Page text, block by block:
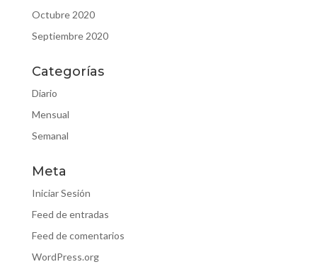
Octubre 2020
Septiembre 2020
Categorías
Diario
Mensual
Semanal
Meta
Iniciar Sesión
Feed de entradas
Feed de comentarios
WordPress.org